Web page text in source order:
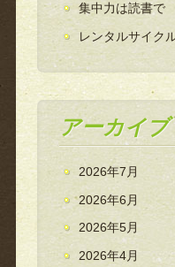
集中力は読書で
レンタルサイク
アーカイブ
2026年7月
2026年6月
2026年5月
2026年4月